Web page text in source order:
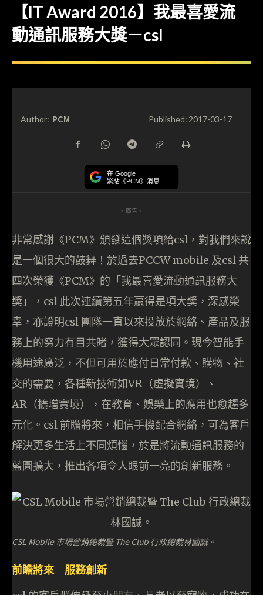
【IT Award 2016】我最喜愛流
動通訊服務大獎－csl
Author: PCM Published:2017-03-17
在 Google
緊貼《PCM》消息
- 廣告 -
非常感謝《PCM》頒發這個獎項給csl，對我們來說
是一個很大的鼓舞！於過去PCCW mobile 及csl 共
四次榮獲《PCM》的「我最喜愛流動通訊服務大
獎」，csl 此次連續第五年贏得是項大獎，深感榮
幸，亦證明csl 團隊一直以來投放於網絡、產品及服
務上的努力有目共睹，獲得大眾認同。現今智能手
機用途廣泛，不但可用於應付日常付款、購物、社
交的需要，各種新技術如VR（虛擬實境）、
AR（擴增實境），在教育、娛樂上的應用也愈趨多
元化。csl 前瞻將來，相信手機配合網絡，可為客戶
解決更多生活上不同煩惱，於是將流動通訊服務的
藍圖擴大，推出各項令人眼前一亮的創新服務。
CSL Mobile 市場營銷總裁暨 The Club 行政總裁林國誠。
前瞻將來 服務創新